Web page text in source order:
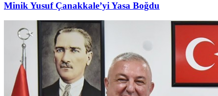
Minik Yusuf Çanakkale’yi Yasa Boğdu